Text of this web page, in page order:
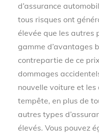
d’assurance
tous risques ont
élevée que les autres
gamme d’avantages
contrepartie de ce
dommages
nouvelle voiture et
tempête, en plus de
autres types
élevés. Vous pouvez